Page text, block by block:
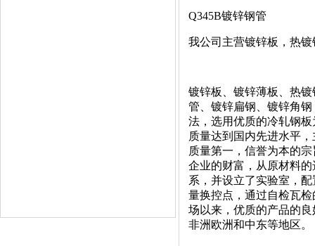
Q345B镀锌钢管
我公司主营镀锌板，热
镀锌板、镀锌薄板、热
管、镀锌扁钢、镀锌角钢
法，选用优质的冷轧钢
质量达到国内先进水平
质量第一，信誉为本的
企业的财富，从原材料
系，并设立了实验室，
量换控点，通过自检瓦
场以来，优质的产品的
非洲欧洲和中东等地区。